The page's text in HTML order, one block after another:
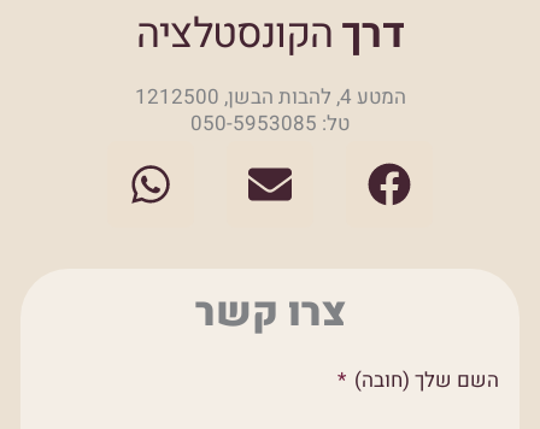
דרךהקונסטלציה
המטע 4, להבות הבשן, 1212500
טל: 050-5953085
F
a
o
E
n
l
W
h
צרו קשר
השם שלך (חובה)